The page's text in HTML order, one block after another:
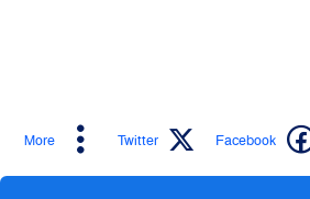
Facebook
Twitter
More